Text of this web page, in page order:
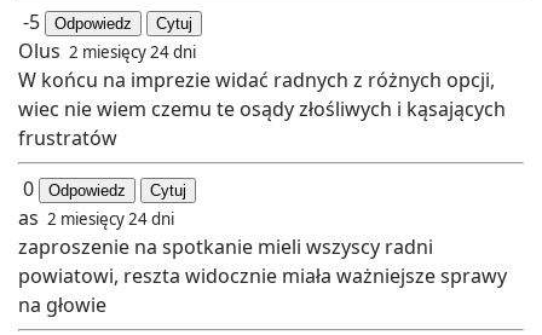
-5
Odpowiedz Cytuj
Olus 2 miesięcy 24 dni
W końcu na imprezie widać radnych z różnych opcji,
wiec nie wiem czemu te osądy złośliwych i kąsających
frustratów
0
Odpowiedz Cytuj
as 2 miesięcy 24 dni
zaproszenie na spotkanie mieli wszyscy radni
powiatowi, reszta widocznie miała ważniejsze sprawy
na głowie